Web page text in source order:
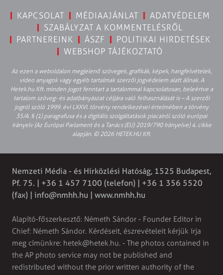
KAPCSOLAT MÉDIAAJÁNLAT
ADATVÉDELEM
SZABÁLYZAT A KOMMENTELÉSRŐL
PARTNEREINK
ÁSZF
POLITIKAI HIRDETÉSEK
WEBSHOP TÁJÉKOZTATÓ
Az ezen a weboldalon megjelenő szövegek, grafikák, képek, hangfelvételek,
video anyagok vagy egyéb tartalmak szerzői jogvédelem alatt állnak. A
Hetek.hu Kft. minden jogot fenntart a tartalommal kapcsolatosan, beleértve a
tartalom szöveg- és adatbányászat céljára való felhasználását is – A szerzői
jogról szóló 1999. évi LXXVI. törvény rendelkezései értelmében a törvény
35/A. § (1) paragrafusa és a digitális szolgáltatások piacairól szóló európai
irányelv (Az Európai Parlament és a Tanács (EU) 2019/790 Irányelve) 4. cikke
alapján. © 2026 HETEK.HU Kft.
Nemzeti Média - és Hírközlési Hatóság, 1525 Budapest,
Pf. 75. | +36 1 457 7100 (telefon) | +36 1 356 5520
(fax) | info@nmhh.hu | www.nmhh.hu
Alapító-főszerkesztő: Németh Sándor - Founder Editor in
Chief: Németh Sándor. Kérdéseit, észrevételeit kérjük írja
meg címünkre: hetek@hetek.hu. - The photos contained in
the AP photo service may not be published and
redistributed without the prior written authority of the